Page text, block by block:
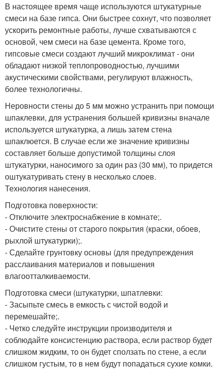
В настоящее время чаще используются штукатурные
смеси на базе гипса. Они быстрее сохнут, что позволяет
ускорить ремонтные работы, лучше схватываются с
основой, чем смеси на базе цемента. Кроме того,
гипсовые смеси создают лучший микроклимат - они
обладают низкой теплопроводностью, лучшими
акустическими свойствами, регулируют влажность,
более технологичны.
Неровности стены до 5 мм можно устранить при помощи
шпаклевки, для устранения большей кривизны вначале
используется штукатурка, а лишь затем стена
шпаклюется. В случае если же значение кривизны
составляет больше допустимой толщины слоя
штукатурки, наносимого за один раз (30 мм), то придется
оштукатуривать стену в несколько слоев.
Технология нанесения.
Подготовка поверхности:
- Отключите электроснабжение в комнате;.
- Очистите стены от старого покрытия (краски, обоев,
рыхлой штукатурки);.
- Сделайте грунтовку основы (для предупреждения
расслаивания материалов и повышения
влагоотталкиваемости.
Подготовка смеси (штукатурки, шпатлевки:
- Засыпьте смесь в емкость с чистой водой и
перемешайте;.
- Четко следуйте инструкции производителя и
соблюдайте консистенцию раствора, если раствор будет
слишком жидким, то он будет сползать по стене, а если
слишком густым, то в нем будут попадаться сухие комки.